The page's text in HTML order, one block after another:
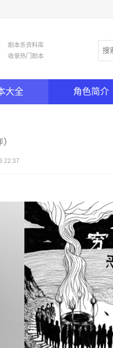
剧本杀资料库
收录热门剧本
大全 角色简介
22:37